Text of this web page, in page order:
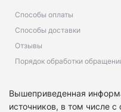
Способы оплаты
Способы доставки
Отзывы
Порядок обработки
Вышеприведенная
источников, в том числе